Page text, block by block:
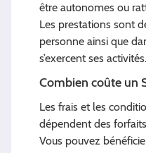
être autonomes ou
Les prestations sont
personne ainsi que
s’exercent ses activités.
Combien coûte un
Les frais et les
dépendent des
Vous pouvez